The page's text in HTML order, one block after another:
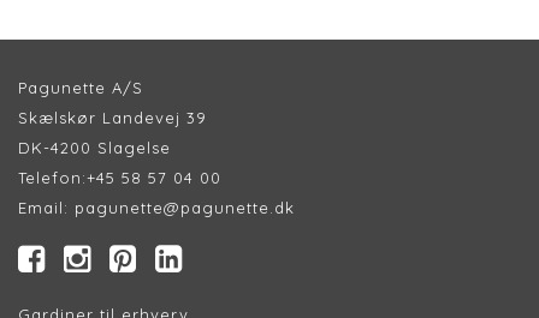
Pagunette A/S
Skælskør Landevej 39
DK-4200 Slagelse
Telefon:+45 58 57 04 00
Email: pagunette@pagunette.dk